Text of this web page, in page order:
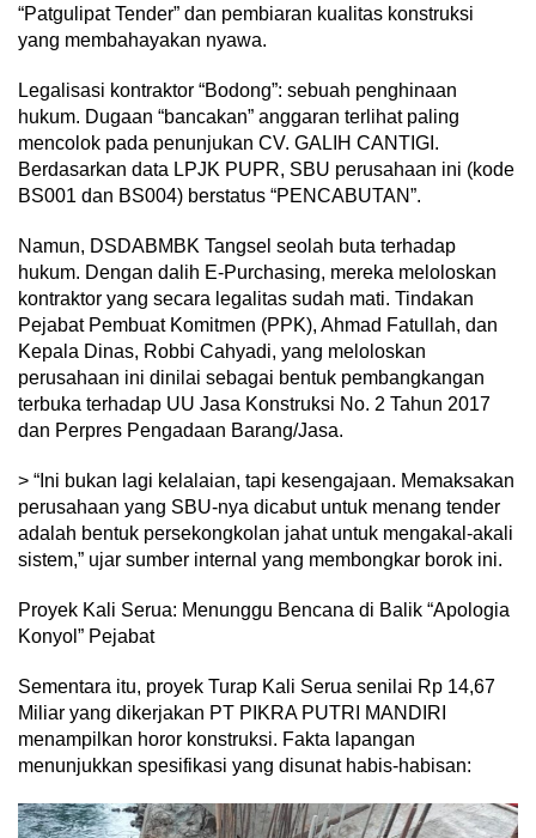
“Patgulipat Tender” dan pembiaran kualitas konstruksi
yang membahayakan nyawa.
Legalisasi kontraktor “Bodong”: sebuah penghinaan
hukum. Dugaan “bancakan” anggaran terlihat paling
mencolok pada penunjukan CV. GALIH CANTIGI.
Berdasarkan data LPJK PUPR, SBU perusahaan ini (kode
BS001 dan BS004) berstatus “PENCABUTAN”.
Namun, DSDABMBK Tangsel seolah buta terhadap
hukum. Dengan dalih E-Purchasing, mereka meloloskan
kontraktor yang secara legalitas sudah mati. Tindakan
Pejabat Pembuat Komitmen (PPK), Ahmad Fatullah, dan
Kepala Dinas, Robbi Cahyadi, yang meloloskan
perusahaan ini dinilai sebagai bentuk pembangkangan
terbuka terhadap UU Jasa Konstruksi No. 2 Tahun 2017
dan Perpres Pengadaan Barang/Jasa.
> “Ini bukan lagi kelalaian, tapi kesengajaan. Memaksakan
perusahaan yang SBU-nya dicabut untuk menang tender
adalah bentuk persekongkolan jahat untuk mengakal-akali
sistem,” ujar sumber internal yang membongkar borok ini.
Proyek Kali Serua: Menunggu Bencana di Balik “Apologia
Konyol” Pejabat
Sementara itu, proyek Turap Kali Serua senilai Rp 14,67
Miliar yang dikerjakan PT PIKRA PUTRI MANDIRI
menampilkan horor konstruksi. Fakta lapangan
menunjukkan spesifikasi yang disunat habis-habisan: